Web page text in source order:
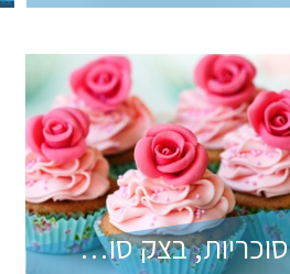
סוכריות, בצק סוכר וקישוטים